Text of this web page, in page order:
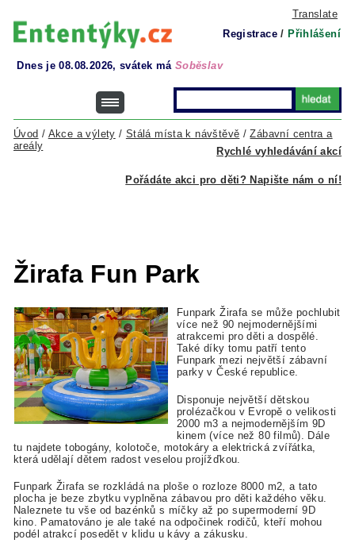
Translate
Registrace / Přihlášení
Dnes je 08.08.2026, svátek má Soběslav
Rychlé vyhledávání akcí
Úvod / Akce a výlety / Stálá místa k návštěvě /Zábavní centra a
areály
Pořádáte akci pro děti? Napište nám o ní!
Žirafa Fun Park
Funpark Žirafa se může pochlubit
více než 90 nejmodernějšími
atrakcemi pro děti a dospělé.
Také díky tomu patří tento
Funpark mezi největší zábavní
parky v České republice.
Disponuje největší dětskou
prolézačkou v Evropě o velikosti
2000 m3 a nejmodernějším 9D
kinem (více než 80 filmů). Dále
tu najdete tobogány, kolotoče, motokáry a elektrická zvířátka,
která udělají dětem radost veselou projížďkou.
Funpark Žirafa se rozkládá na ploše o rozloze 8000 m2, a tato
plocha je beze zbytku vyplněna zábavou pro děti každého věku.
Naleznete tu vše od bazénků s míčky až po supermoderní 9D
kino. Pamatováno je ale také na odpočinek rodičů, kteří mohou
podél atrakcí posedět v klidu u kávy a zákusku.